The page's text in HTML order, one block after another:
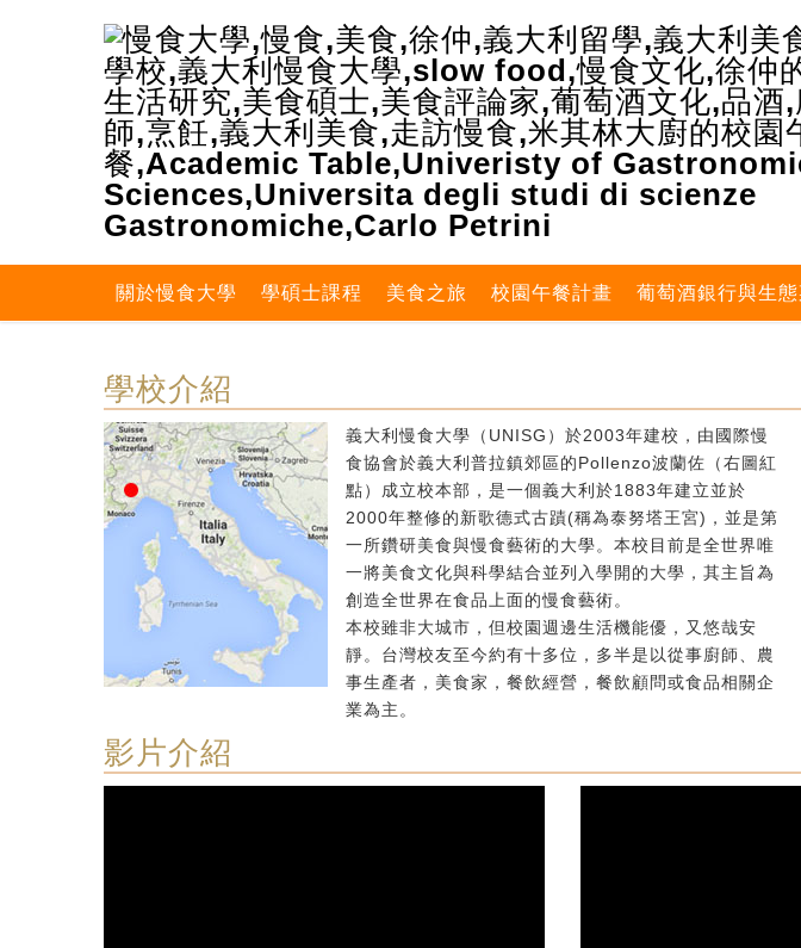
關於慢食大學 學碩士課程 美食之旅 校園午餐計畫 葡萄酒銀行與生態
學校介紹
義大利慢食大學（UNISG）於2003年建校，由國際慢
食協會於義大利普拉鎮郊區的Pollenzo波蘭佐（右圖紅
點）成立校本部，是一個義大利於1883年建立並於
2000年整修的新歌德式古蹟(稱為泰努塔王宮)，並是第
一所鑽研美食與慢食藝術的大學。本校目前是全世界唯
一將美食文化與科學結合並列入學開的大學，其主旨為
創造全世界在食品上面的慢食藝術。
本校雖非大城市，但校園週邊生活機能優，又悠哉安
靜。台灣校友至今約有十多位，多半是以從事廚師、農
事生產者，美食家，餐飲經營，餐飲顧問或食品相關企
業為主。
影片介紹